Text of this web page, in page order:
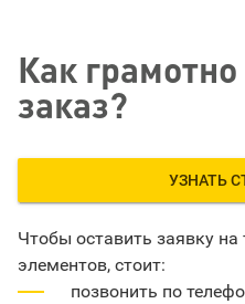
Как
заказ?
УЗНАТЬ
Чтобы оставить заявку на
элементов, стоит:
позвонить по